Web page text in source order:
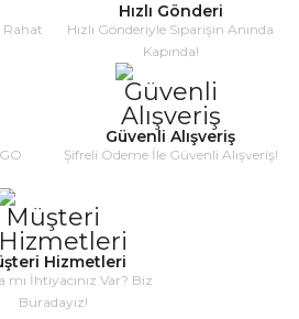
Rahat
Hızlı Gönderi
Hızlı Gönderiyle Siparişin Anında
Kapında!
Güvenli Alışveriş
Şifreli Ödeme İle Güvenli Alışveriş!
Hizmetleri
mı İhtiyacınız Var? Biz
Buradayız!